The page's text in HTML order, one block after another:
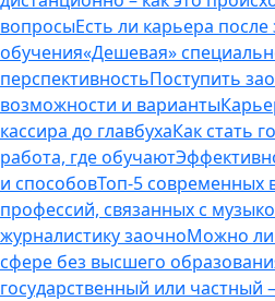
вопросыЕсть ли карьера после
обучения«Дешевая»
перспективностьПоступить
возможности и варианты
кассира до главбухаКак стать
работа, где обучают
и способовТоп-5 современных
профессий, связанных с
журналистику заочноМожно ли
сфере без высшего
государственный или